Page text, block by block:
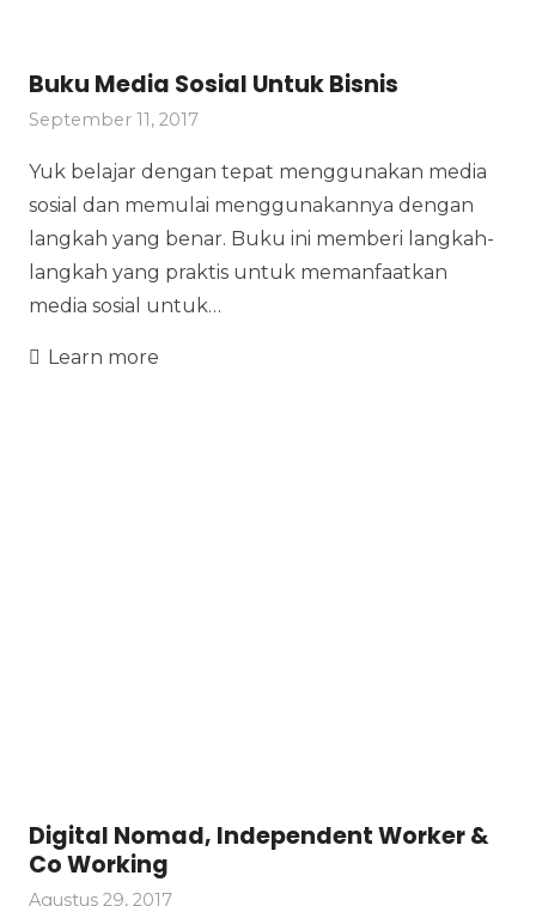
Buku Media Sosial Untuk Bisnis
September 11, 2017
Yuk belajar dengan tepat menggunakan media
sosial dan memulai menggunakannya dengan
langkah yang benar. Buku ini memberi langkah-
langkah yang praktis untuk memanfaatkan
media sosial untuk…
Learn more
Digital Nomad, Independent Worker &
Co Working
Agustus 29, 2017